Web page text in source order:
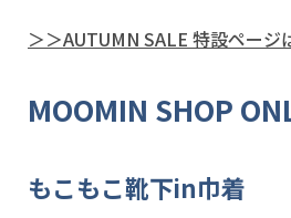
＞＞AUTUMN SALE 特設ページ
MOOMIN SHOP
もこもこ靴下in巾着